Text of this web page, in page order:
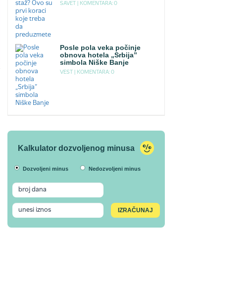
SAVET | KOMENTARA: 0
Posle pola veka počinje
obnova hotela „Srbija”
simbola Niške Banje
VEST | KOMENTARA: 0
Kalkulator dozvoljenog minusa
Dozvoljeni minus Nedozvoljeni minus